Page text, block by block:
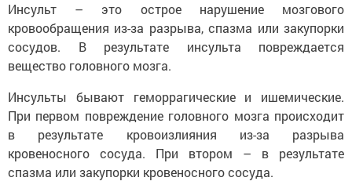
Инсульт – это острое нарушение мозгового
кровообращения из-за разрыва, спазма или закупорки
сосудов. В результате инсульта повреждается
вещество головного мозга.
Инсульты бывают геморрагические и ишемические.
При первом повреждение головного мозга происходит
в результате кровоизлияния из-за разрыва
кровеносного сосуда. При втором – в результате
спазма или закупорки кровеносного сосуда.